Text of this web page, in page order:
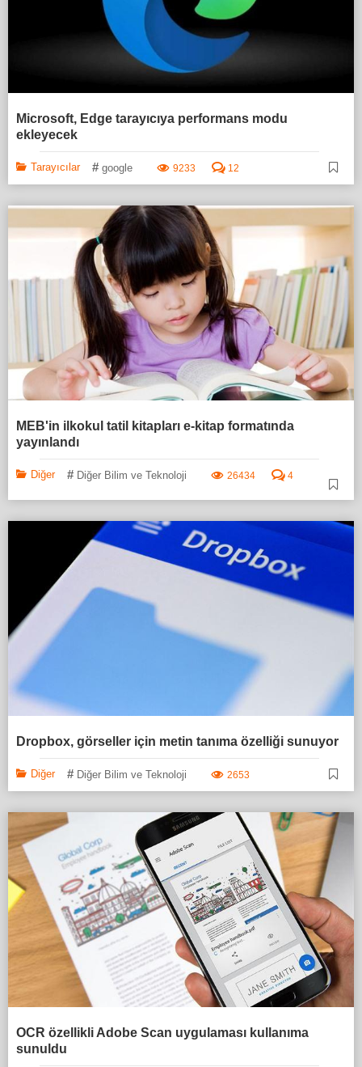
Microsoft, Edge tarayıcıya performans modu
ekleyecek
Tarayıcılar # google 9233 12
MEB'in ilkokul tatil kitapları e-kitap formatında
yayınlandı
Diğer # Diğer Bilim ve Teknoloji 26434 4
Dropbox, görseller için metin tanıma özelliği sunuyor
Diğer # Diğer Bilim ve Teknoloji 2653
OCR özellikli Adobe Scan uygulaması kullanıma
sunuldu